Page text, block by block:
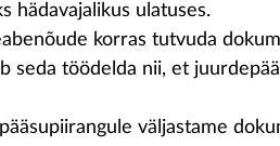
hädavajalikus ulatuses.
korras tutvuda
seda töödelda nii, et
väljastame